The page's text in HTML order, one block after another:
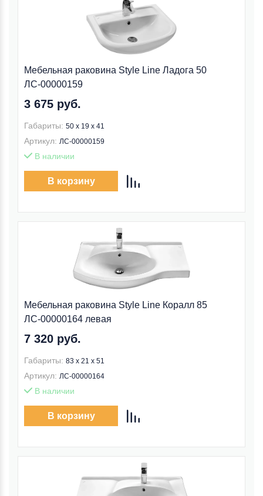
Мебельная раковина Style Line Ладога 50
ЛС-00000159
3 675 руб.
Габариты: 50 x 19 x 41
Артикул: ЛС-00000159
В наличии
В корзину
Мебельная раковина Style Line Коралл 85
ЛС-00000164 левая
7 320 руб.
Габариты: 83 x 21 x 51
Артикул: ЛС-00000164
В наличии
В корзину